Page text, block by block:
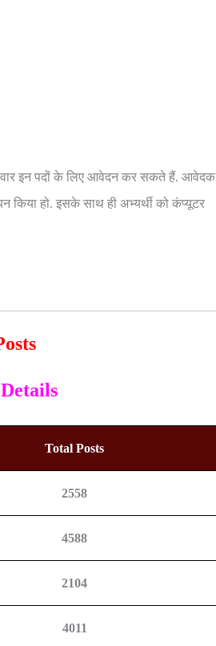
इन पदों के लिए आवेदन कर सकते हैं. आवेदक
किया हो. इसके साथ ही अभ्यर्थी को कंप्यूटर
Total Posts
2558
4588
2104
4011